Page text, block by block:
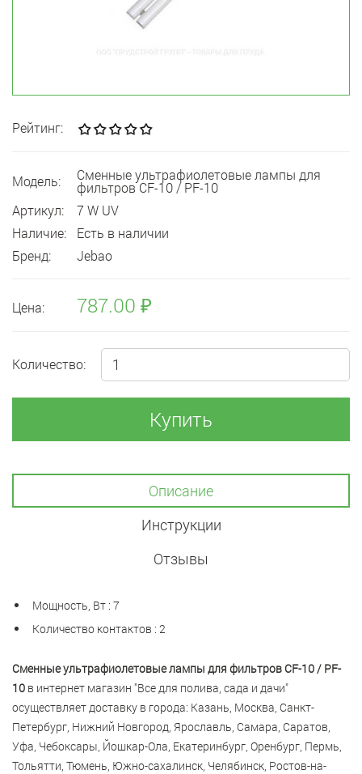
Рейтинг:
Модель: Сменные ультрафиолетовые лампы для
фильтров CF-10 / PF-10
Артикул:
7 W UV
Наличие:
Есть в наличии
Бренд:
Jebao
Цена: 787.00 ₽
Количество:
Купить
Описание
Инструкции
Отзывы
Мощность, Вт : 7
Количество контактов : 2
Сменные ультрафиолетовые лампы для фильтров CF-10 / PF-
10 в интернет магазин "Все для полива, сада и дачи"
осуществляет доставку в города: Казань, Москва, Санкт-
Петербург, Нижний Новгород, Ярославль, Самара, Саратов,
Уфа, Чебоксары, Йошкар-Ола, Екатеринбург, Оренбург, Пермь,
Тольятти, Тюмень, Южно-сахалинск, Челябинск, Ростов-на-